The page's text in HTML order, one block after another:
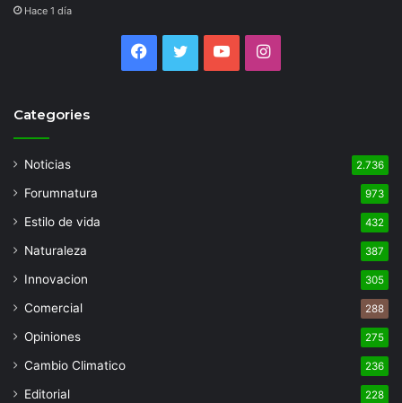
Hace 1 día
Facebook
TwitterYouTubeInstagram
Categories
Noticias 2.736
Forumnatura 973
Estilo de vida 432
Naturaleza 387
Innovacion 305
Comercial 288
Opiniones 275
Cambio Climatico 236
Editorial 228